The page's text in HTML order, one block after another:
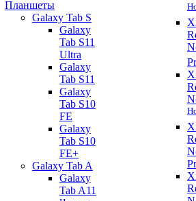
Планшеты
Galaxy Tab S
Galaxy
Tab S11
Ultra
Galaxy
Tab S11
Galaxy
Tab S10
FE
Galaxy
Tab S10
FE+
Galaxy Tab A
Galaxy
Tab A11